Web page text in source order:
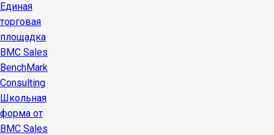
Единая
торговая
площадка
BMC Sales
BenchMark
Consulting
Школьная
форма от
BMC Sales